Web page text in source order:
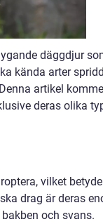
däggdjur
kända arter
artikel
deras olika
vilket
drag är deras
och svans.